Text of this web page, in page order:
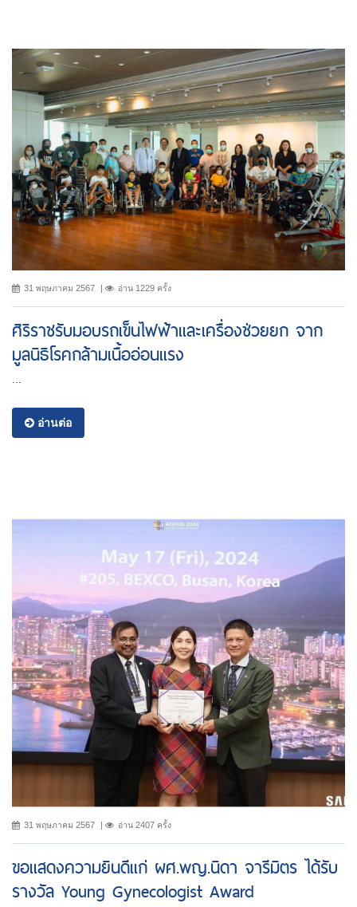
31 พฤษภาคม 2567 อ่าน 1229 ครั้ง
ศิริราชรับมอบรถเข็นไฟฟ้าและเครื่องช่วยยก จาก
มูลนิธิโรคกล้ามเนื้ออ่อนแรง
อ่านต่อ
31 พฤษภาคม 2567 อ่าน 2407 ครั้ง
ขอแสดงความยินดีแก่ ผศ.พญ.นิดา จารีมิตร ได้รับ
รางวัล Young Gynecologist Award